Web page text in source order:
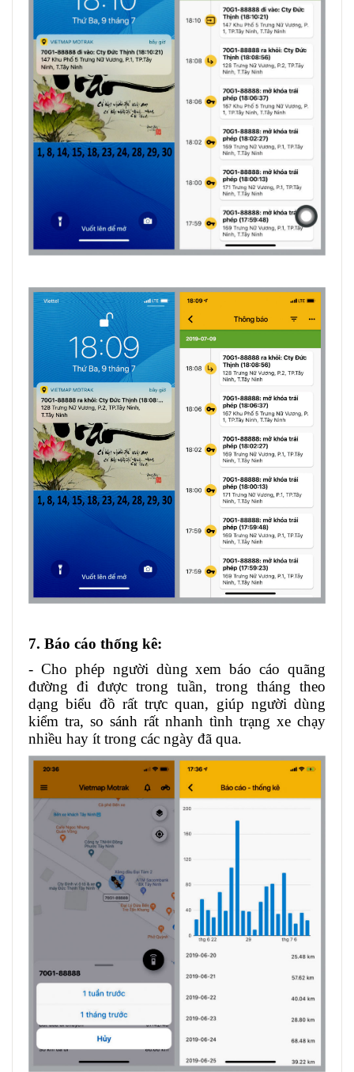
7. Báo cáo thống kê:
- Cho phép người dùng xem báo cáo quãng
đường đi được trong tuần, trong tháng theo
dạng biểu đồ rất trực quan, giúp người dùng
kiểm tra, so sánh rất nhanh tình trạng xe chạy
nhiều hay ít trong các ngày đã qua.